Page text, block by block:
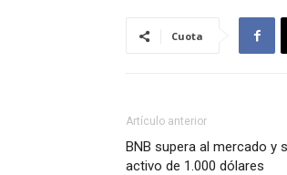
Cuota
Artículo anterior
BNB supera al mercado y
activo de 1.000 dólares